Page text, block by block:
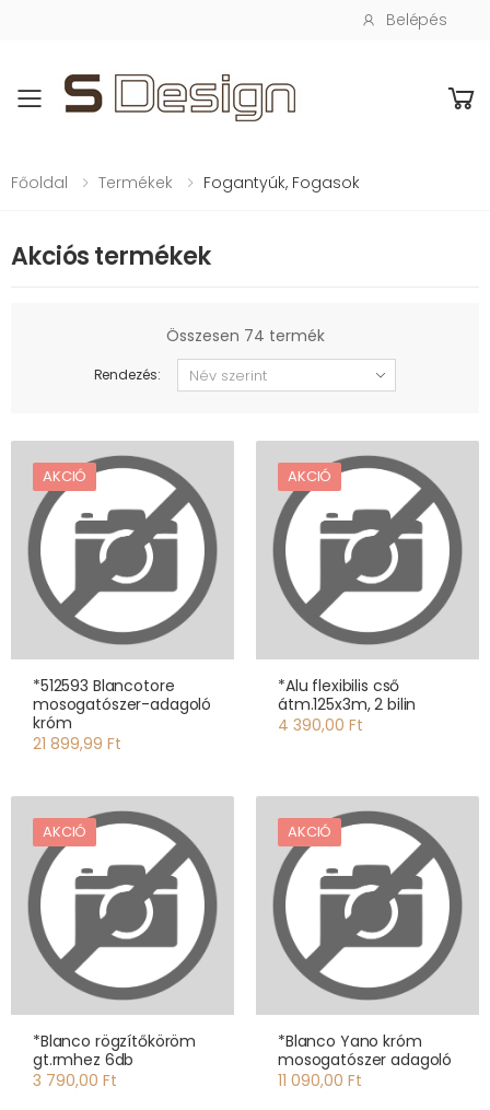
Belépés
Toggle mobile menu
Főoldal Termékek Fogantyúk, Fogasok
Akciós termékek
Összesen 74 termék
Rendezés:
AKCIÓ
*512593 Blancotore
mosogatószer-adagoló
króm
21 899,99 Ft
AKCIÓ
*Alu flexibilis cső
átm.125x3m, 2 bilin
4 390,00 Ft
AKCIÓ
*Blanco rögzítőköröm
gt.rmhez 6db
3 790,00 Ft
AKCIÓ
*Blanco Yano króm
mosogatószer adagoló
11 090,00 Ft